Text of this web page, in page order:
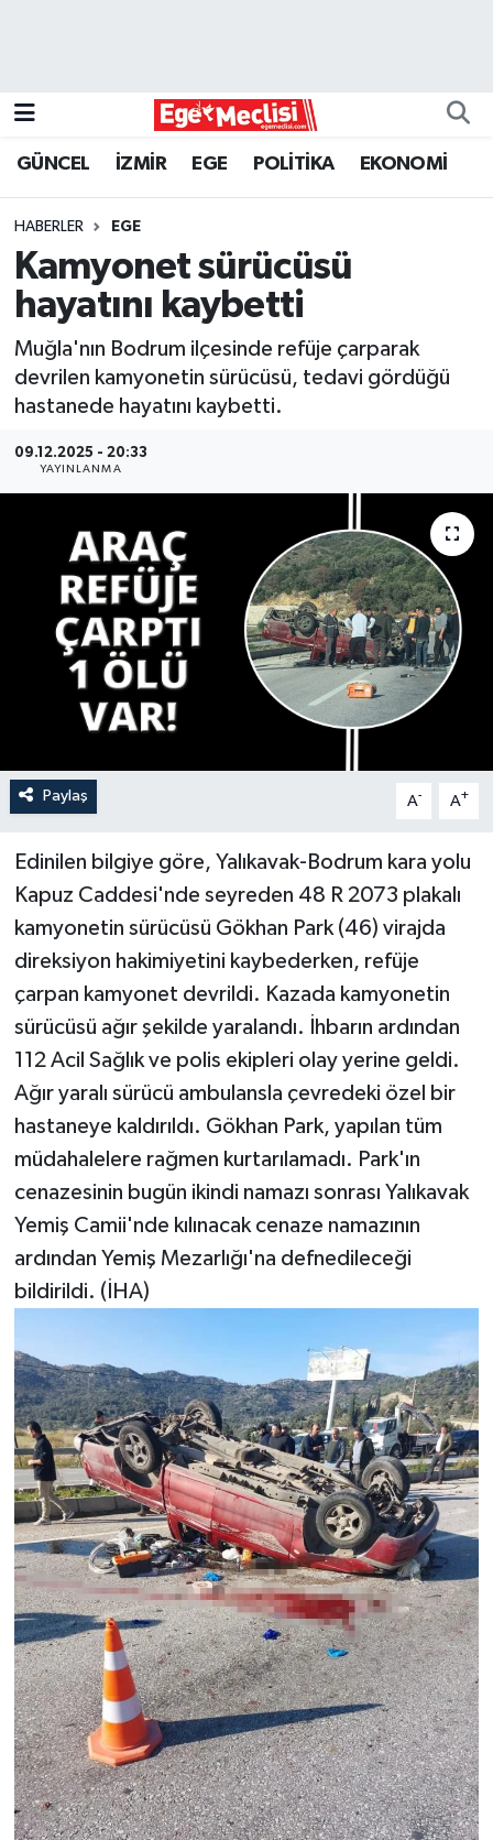
GÜNCEL İZMİR EGE POLİTİKA EKONOMİ
HABERLER EGE
Kamyonet sürücüsü
hayatını kaybetti
Muğla'nın Bodrum ilçesinde refüje çarparak
devrilen kamyonetin sürücüsü, tedavi gördüğü
hastanede hayatını kaybetti.
09.12.2025 - 20:33
YAYINLANMA
Paylaş A- A+
Edinilen bilgiye göre, Yalıkavak-Bodrum kara yolu
Kapuz Caddesi'nde seyreden 48 R 2073 plakalı
kamyonetin sürücüsü Gökhan Park (46) virajda
direksiyon hakimiyetini kaybederken, refüje
çarpan kamyonet devrildi. Kazada kamyonetin
sürücüsü ağır şekilde yaralandı. İhbarın ardından
112 Acil Sağlık ve polis ekipleri olay yerine geldi.
Ağır yaralı sürücü ambulansla çevredeki özel bir
hastaneye kaldırıldı. Gökhan Park, yapılan tüm
müdahalelere rağmen kurtarılamadı. Park'ın
cenazesinin bugün ikindi namazı sonrası Yalıkavak
Yemiş Camii'nde kılınacak cenaze namazının
ardından Yemiş Mezarlığı'na defnedileceği
bildirildi. (İHA)
GÜNCEL
ÖZEL HABER
Programlar
SPOR
YAŞAM